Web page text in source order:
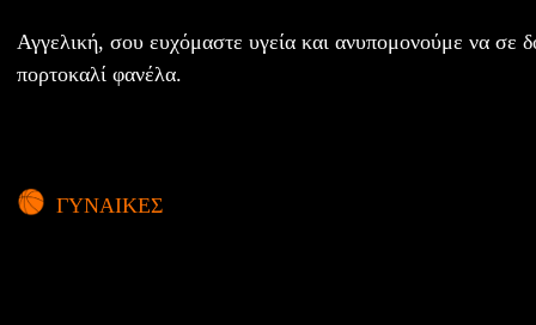
Αγγελική, σου ευχόμαστε υγεία και ανυπομονούμε να σε
πορτοκαλί φανέλα.
ΓΥΝΑΙΚΕΣ